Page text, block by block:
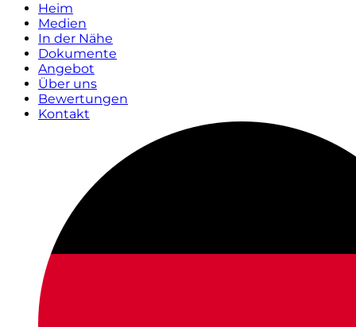
Heim
Medien
In der Nähe
Dokumente
Angebot
Über uns
Bewertungen
Kontakt